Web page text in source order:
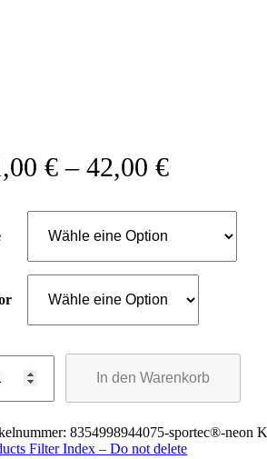
€ – 42,00 €
In den Warenkorb
8354998944075-sportec®-neon
Filter Index – Do not delete